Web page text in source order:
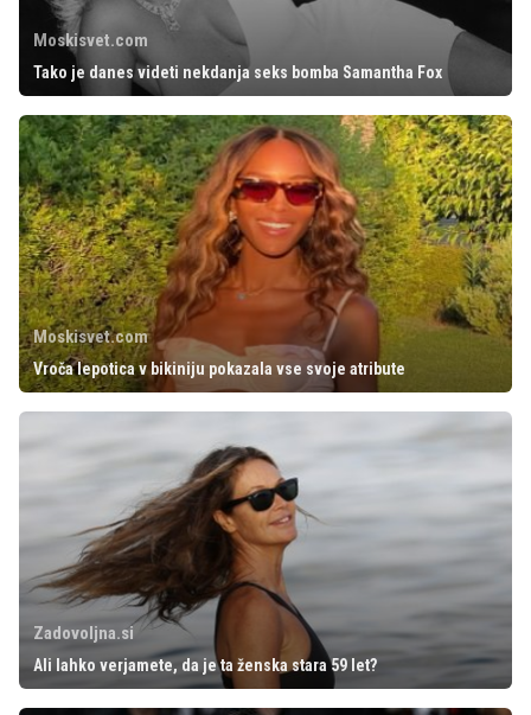
Moskisvet.com
Tako je danes videti nekdanja seks bomba Samantha Fox
Moskisvet.com
Vroča lepotica v bikiniju pokazala vse svoje atribute
Zadovoljna.si
Ali lahko verjamete, da je ta ženska stara 59 let?